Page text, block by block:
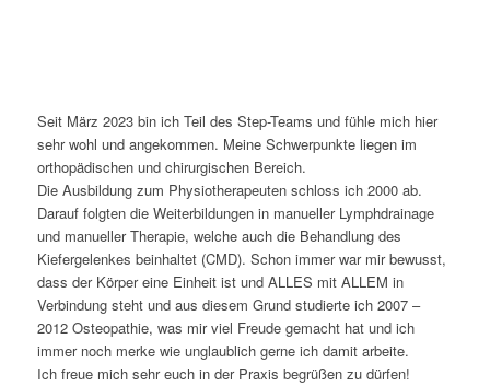
Seit März 2023 bin ich Teil des Step-Teams und fühle mich hier
sehr wohl und angekommen. Meine Schwerpunkte liegen im
orthopädischen und chirurgischen Bereich.
Die Ausbildung zum Physiotherapeuten schloss ich 2000 ab.
Darauf folgten die Weiterbildungen in manueller Lymphdrainage
und manueller Therapie, welche auch die Behandlung des
Kiefergelenkes beinhaltet (CMD). Schon immer war mir bewusst,
dass der Körper eine Einheit ist und ALLES mit ALLEM in
Verbindung steht und aus diesem Grund studierte ich 2007 –
2012 Osteopathie, was mir viel Freude gemacht hat und ich
immer noch merke wie unglaublich gerne ich damit arbeite.
Ich freue mich sehr euch in der Praxis begrüßen zu dürfen!